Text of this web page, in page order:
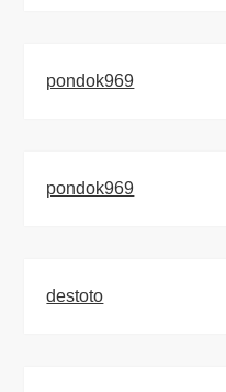
pondok969
pondok969
destoto